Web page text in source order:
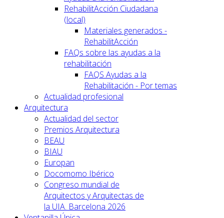
RehabilitAcción Ciudadana
(local)
Materiales generados -
RehabilitAcción
FAQs sobre las ayudas a la
rehabilitación
FAQS Ayudas a la
Rehabilitación - Por temas
Actualidad profesional
Arquitectura
Actualidad del sector
Premios Arquitectura
BEAU
BIAU
Europan
Docomomo Ibérico
Congreso mundial de
Arquitectos y Arquitectas de
la UIA. Barcelona 2026